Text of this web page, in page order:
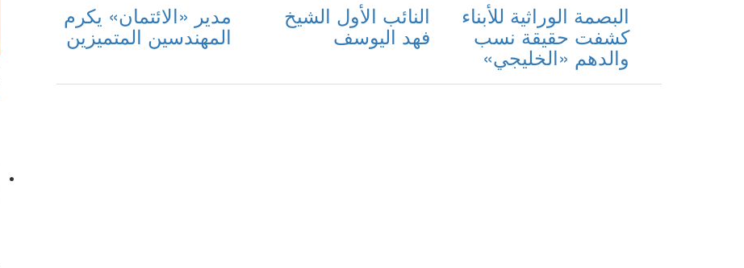
البصمة الوراثية للأبناء
كشفت حقيقة نسب
والدهم «الخليجي»
النائب الأول الشيخ
فهد اليوسف
مدير «الائتمان» يكرم
المهندسين المتميزين